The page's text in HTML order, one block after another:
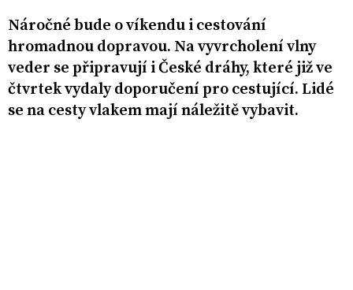
Náročné bude o víkendu i cestování
hromadnou dopravou. Na vyvrcholení vlny
veder se připravují i České dráhy, které již ve
čtvrtek vydaly doporučení pro cestující. Lidé
se na cesty vlakem mají náležitě vybavit.